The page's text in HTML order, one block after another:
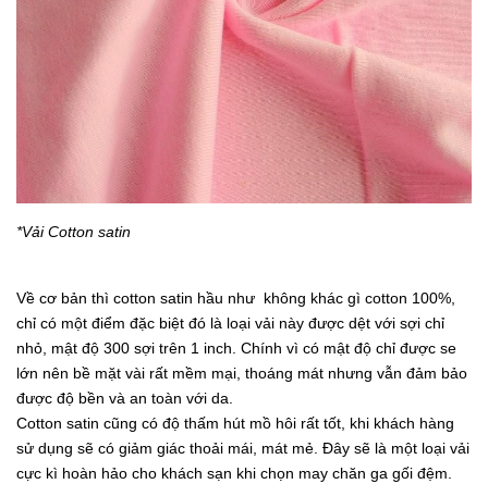
*Vải Cotton satin
Về cơ bản thì cotton satin hầu như không khác gì cotton 100%,
chỉ có một điểm đặc biệt đó là loại vải này được dệt với sợi chỉ
nhỏ, mật độ 300 sợi trên 1 inch. Chính vì có mật độ chỉ được se
lớn nên bề mặt vài rất mềm mại, thoáng mát nhưng vẫn đảm bảo
được độ bền và an toàn với da.
Cotton satin cũng có độ thấm hút mồ hôi rất tốt, khi khách hàng
sử dụng sẽ có giảm giác thoải mái, mát mẻ. Đây sẽ là một loại vải
cực kì hoàn hảo cho khách sạn khi chọn may chăn ga gối đệm.